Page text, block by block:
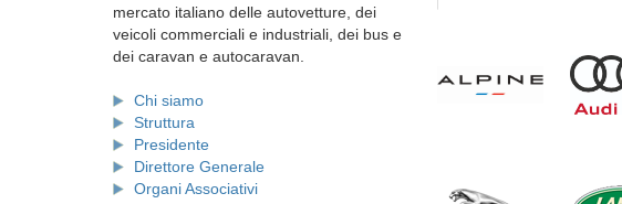
mercato italiano delle autovetture, dei
veicoli commerciali e industriali, dei bus e
dei caravan e autocaravan.
Chi siamo
Struttura
Presidente
Direttore Generale
Organi Associativi